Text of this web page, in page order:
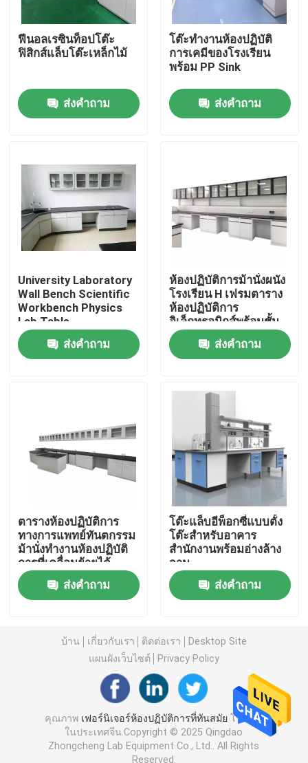
บ้าน
สินค้า
ทัวร์โรงงาน
ควบคุมคุณภาพ
ติดต่อเรา
คดี
เฟอร์นิเจอร์ห้องปฏิบัติการที่ทันสมัย
เฟอร์นิเจอร์ห้องปฏิบัติการของโรงเรียน
ม้านั่งเกาะห้องทดลอง
ตู้ดูดควันในห้องปฏิบัติการ
เครื่องชั่งในห้องปฏิบัติการ
ตู้เก็บห้องปฏิบัติการ
คณะรัฐมนตรีความปลอดภัยทางชีวภาพ
ฟีนอลเรซินท็อปโต๊ะ
ฟิสิกส์แล็บโต๊ะเหล็กไม้
ส่งคำถาม
โต๊ะทำงานห้องปฏิบัติ
การเคมีของโรงเรียน
พร้อม PP Sink
ส่งคำถาม
University Laboratory
Wall Bench Scientific
Workbench Physics
Lab Table
ส่งคำถาม
ห้องปฏิบัติการม้านั่งผนัง
โรงเรียน H เฟรมตาราง
ห้องปฏิบัติการ
อิเล็กทรอนิกส์พร้อมชั้น
วางรีเอเจนต์
ส่งคำถาม
ตารางห้องปฏิบัติการ
ทางการแพทย์ทันตกรรม
ม้านั่งทำงานห้องปฏิบัติ
การที่เคลื่อนย้ายได้
ส่งคำถาม
โต๊ะแล็บอีพ็อกซี่แบบตั้ง
โต๊ะสำหรับอาคาร
สำนักงานพร้อมอ่างล้าง
จาน
ส่งคำถาม
บ้าน เกี่ยวกับเรา ติดต่อเรา
Desktop Site
แผนผังเว็บไซต์
Privacy Policy
คุณภาพ เฟอร์นิเจอร์ห้องปฏิบัติการที่ทันสมัยโรงงาน
ในประเทศจีน.Copyright © 2025 Qingdao
Zhongcheng Lab Equipment Co., Ltd.. All Rights
Reserved.